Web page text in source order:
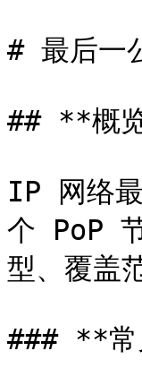
# 最后一
## **概
IP 网络
个 PoP
型、覆盖
### **常